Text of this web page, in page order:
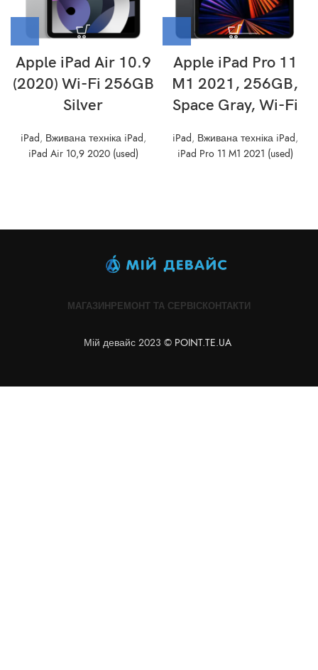
Apple iPad Air 10.9
(2020) Wi-Fi 256GB
Silver
iPad, Вживана техніка iPad,
iPad Air 10,9 2020 (used)
Apple iPad Pro 11
M1 2021, 256GB,
Space Gray, Wi-Fi
iPad, Вживана техніка iPad,
iPad Pro 11 M1 2021 (used)
МАГАЗИНРЕМОНТ ТА СЕРВІСКОНТАКТИ
Мій девайс 2023 © POINT.TE.UA